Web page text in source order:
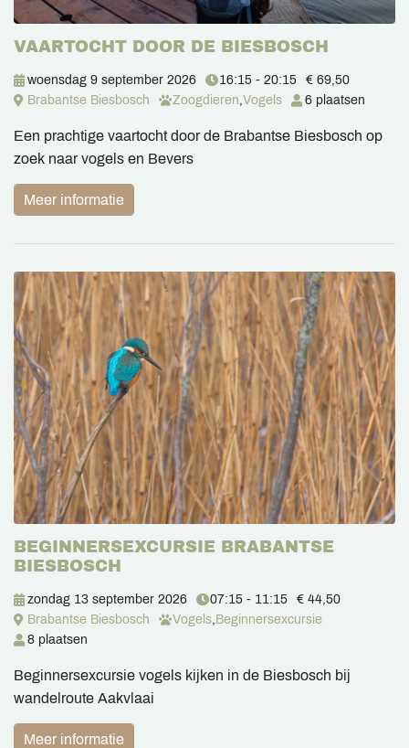
VAARTOCHT DOOR DE BIESBOSCH
woensdag 9 september 2026 16:15 - 20:15
€ 69,50
Brabantse Biesbosch
Zoogdieren Vogels 6 plaatsen
Een prachtige vaartocht door de Brabantse Biesbosch op
zoek naar vogels en Bevers
Meer informatie
BEGINNERSEXCURSIE BRABANTSE
BIESBOSCH
zondag 13 september 2026 07:15 - 11:15
€ 44,50
Brabantse Biesbosch
Vogels Beginnersexcursie
8 plaatsen
Beginnersexcursie vogels kijken in de Biesbosch bij
wandelroute Aakvlaai
Meer informatie